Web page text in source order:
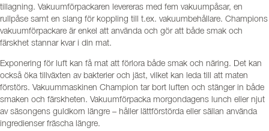
tillagning. Vakuumförpackaren levereras med fem vakuumpåsar, en
rullpåse samt en slang för koppling till t.ex. vakuumbehållare. Champions
vakuumförpackare är enkel att använda och gör att både smak och
färskhet stannar kvar i din mat.
Exponering för luft kan få mat att förlora både smak och näring. Det kan
också öka tillväxten av bakterier och jäst, vilket kan leda till att maten
förstörs. Vakuummaskinen Champion tar bort luften och stänger in både
smaken och färskheten. Vakuumförpacka morgondagens lunch eller njut
av säsongens guldkorn längre – håller lättförstörda eller sällan använda
ingredienser fräscha längre.